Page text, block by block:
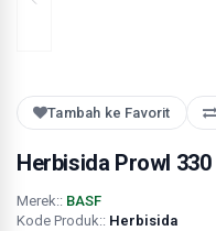
Tambah ke Favorit
Herbisida Prowl 330
Merek:: BASF
Kode Produk:: Herbisida